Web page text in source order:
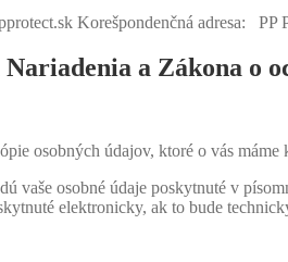
Korešpondenčná adresa: PP
a Zákona o
osobných údajov, ktoré o vás
vaše osobné údaje poskytnuté v
elektronicky, ak to bude